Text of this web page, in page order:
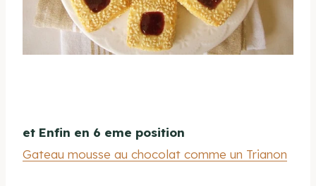
et Enfin en 6 eme position
Gateau mousse au chocolat comme un Trianon